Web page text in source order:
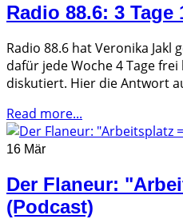
Radio 88.6: 3
Radio 88.6 hat Veronika
dafür jede Woche 4 Tage
diskutiert. Hier die Antwort
Read more...
16 Mär
Der Flaneur:
(Podcast)